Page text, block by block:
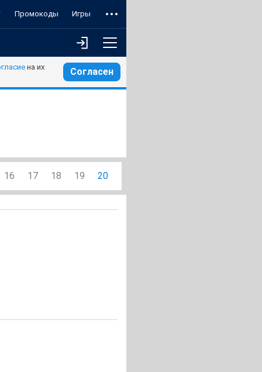
Промокоды Игры
на их
Согласен
16 17 18 19 20